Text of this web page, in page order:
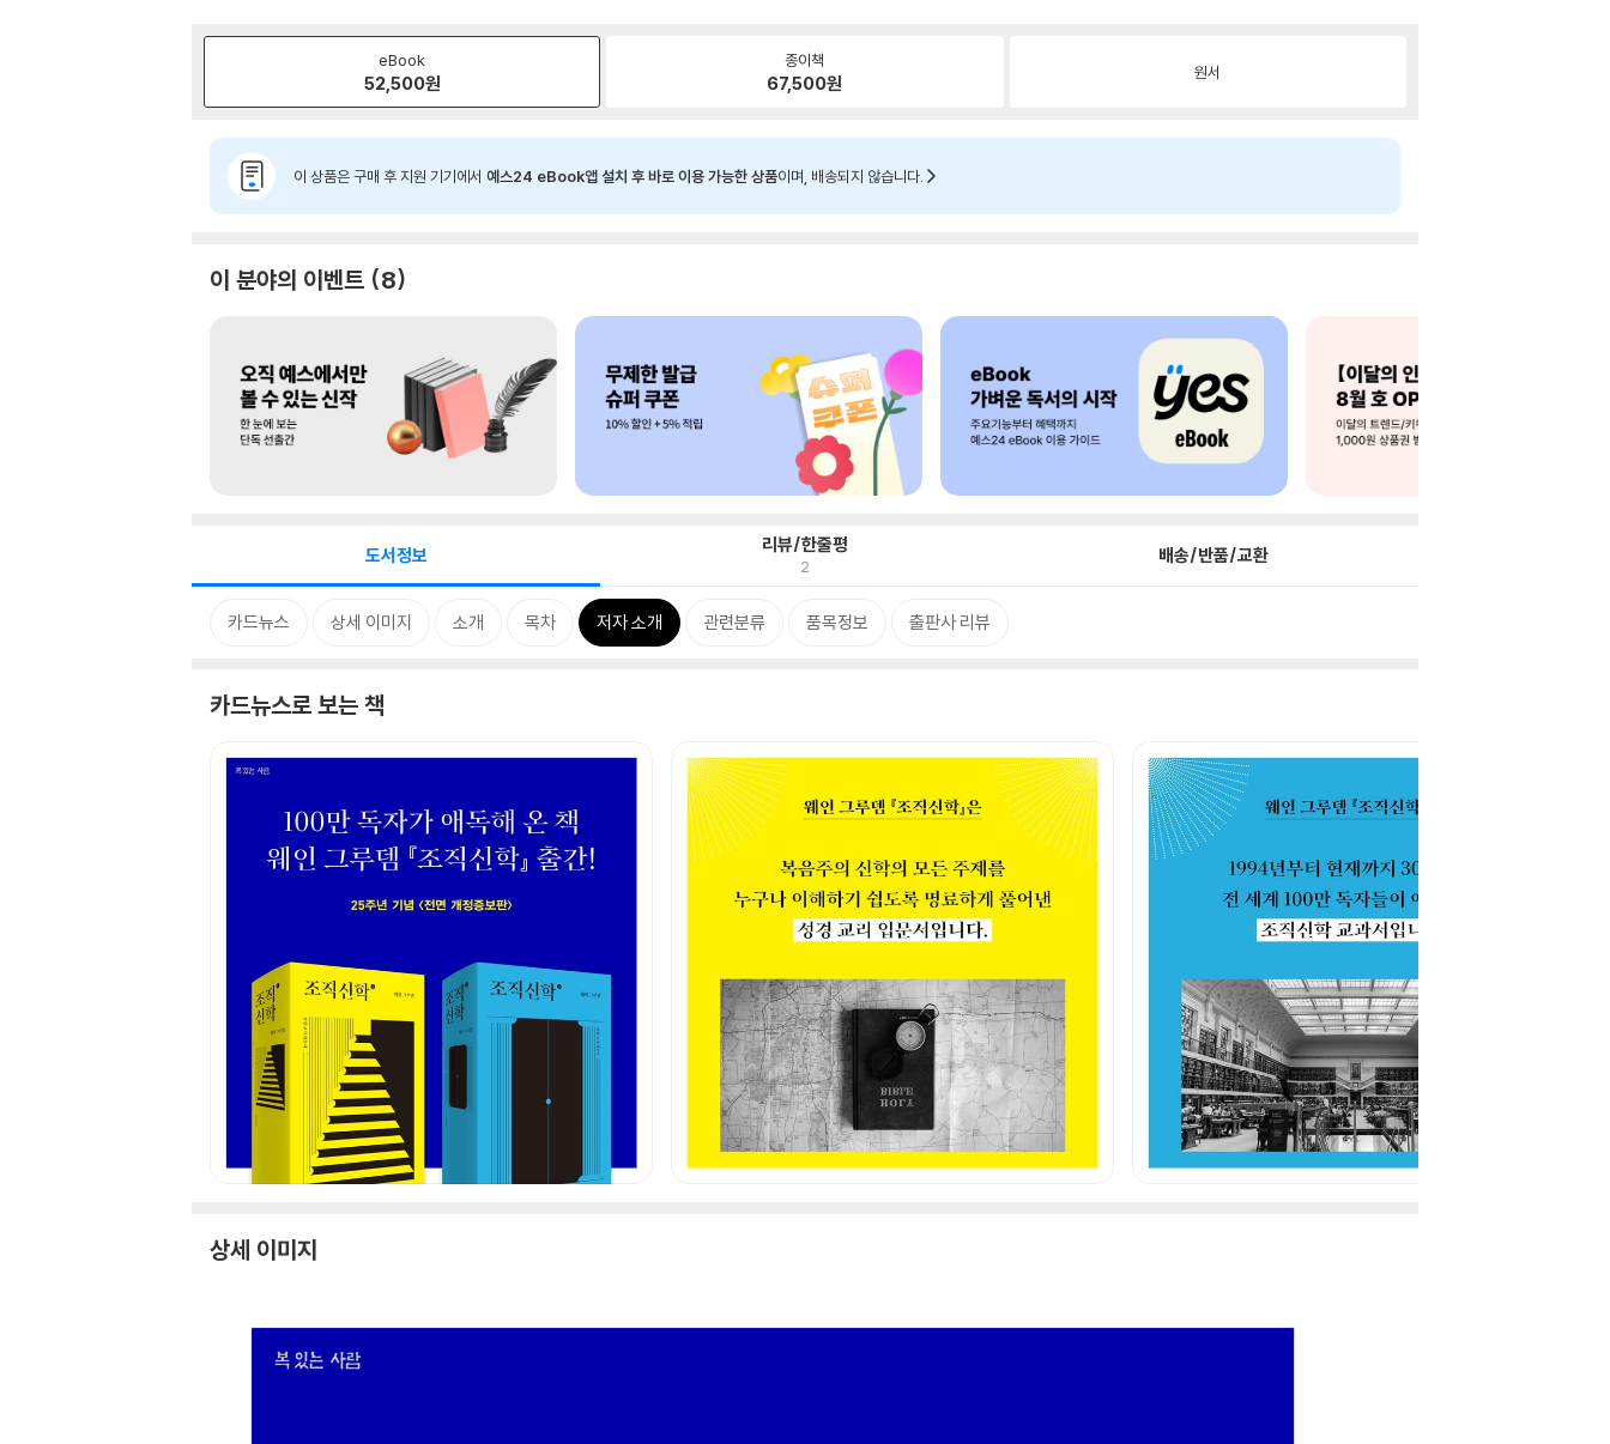
eBook
52,500원
종이책
67,500원 원서
이 상품은 구매 후 지원 기기에서 예스24 eBook앱 설치 후 바로 이용 가능한 상품이며, 배송되지 않습니다.
이 분야의 이벤트 8
도서정보 리뷰/한줄평
2 배송/반품/교환
카드뉴스 상세 이미지 소개 목차 저자 소개 관련분류 품목정보 출판사 리뷰
카드뉴스로 보는 책
상세 이미지